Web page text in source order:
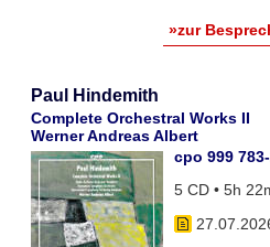
»zur
Paul Hindemith
Complete Orchestral Works II
Werner Andreas Albert
cpo 999
5 CD • 5h